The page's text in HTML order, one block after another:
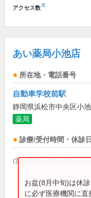
アクセス数※
あい薬局小池店
所在地・電話番号
自動車学校前駅
静岡県浜松市中央区小
薬局
診療/受付時間・休診日
(営業時間は直接お問い合わ
お盆(8月中旬)は休
に必ず医療機関に直